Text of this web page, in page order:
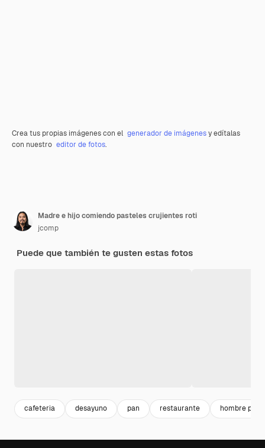
Crea tus propias imágenes con el generador de imágenesy edítalas
con nuestro editor de fotos.
Madre e hijo comiendo pasteles crujientes roti
jcomp
Puede que también te gusten estas fotos
cafeteria desayuno pan restaurante hombre